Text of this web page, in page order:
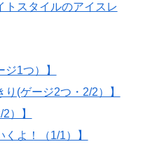
トスタイルのアイスレ
ジ1つ）】
り(ゲージ2つ・2/2）】
）】
よ！（1/1）】